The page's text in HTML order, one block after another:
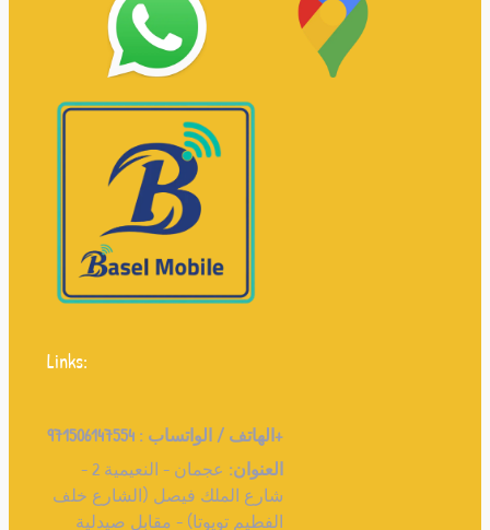
Links:
الهاتف / الواتساب :971506147554+
العنوان:
عجمان - النعيمية 2 -
شارع الملك فيصل (الشارع خلف
الفطيم تويوتا) - مقابل صيدلية